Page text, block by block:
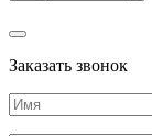
Заказать звонок